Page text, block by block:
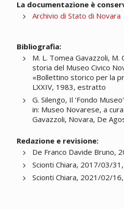
La documentazione è
Archivio di Stato di Novara
Bibliografia:
M. L. Tomea Gavazzoli, M.
storia del Museo Civico
«Bollettino storico per la
LXXIV, 1983, estratto
G. Silengo, Il 'Fondo
in: Museo Novarese, a
Gavazzoli, Novara, De
Redazione e revisione:
De Franco Davide Bruno,
Scionti Chiara, 2017/03/
Scionti Chiara, 2021/02/